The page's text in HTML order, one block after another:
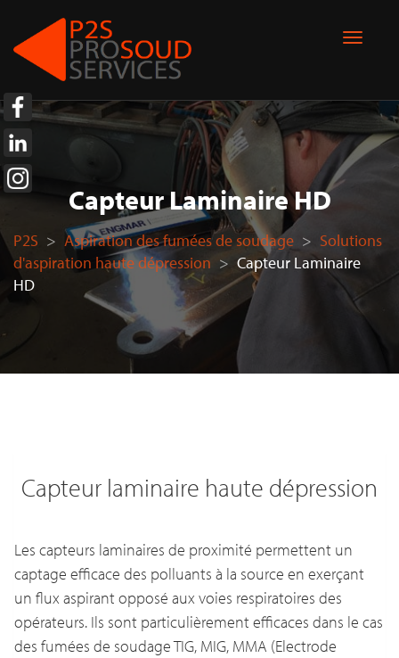
Capteur Laminaire HD
P2S > Aspiration des fumées de soudage > Solutions
d'aspiration haute dépression > Capteur Laminaire
HD
Capteur laminaire haute dépression
Les capteurs laminaires de proximité permettent un
captage efficace des polluants à la source en exerçant
un flux aspirant opposé aux voies respiratoires des
opérateurs. Ils sont particulièrement efficaces dans le cas
des fumées de soudage TIG, MIG, MMA (Electrode